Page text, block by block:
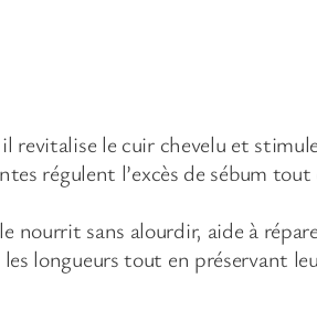
revitalise le cuir chevelu et
régulent l’excès de sébum
sans alourdir, aide à
longueurs tout en préservant